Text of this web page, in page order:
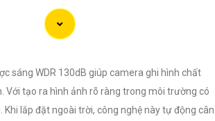
độ, phù hợp cho việc lắp đặt trong nhà hoặc
năng quan sát ban đêm tốt, sắc nét.
HDBW1200RP-Z: Camera dome chất lượng
như chống ngược sáng, chống nước.
sáng WDR 130dB giúp camera ghi hình chất
Với tạo ra hình ảnh rõ ràng trong môi trường có
Khi lắp đặt ngoài trời, công nghệ này tự động cân